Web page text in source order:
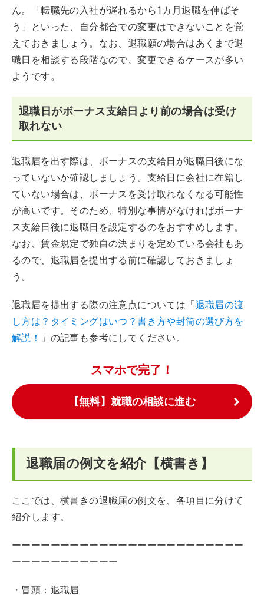
ん。「転職先の入社が遅れるから1カ月退職を伸ばそ
う」といった、自分都合での変更はできないことを覚
えておきましょう。なお、退職願の場合はあくまで退
職日を相談する段階なので、変更できるケースが多い
ようです。
退職日がボーナス支給日より前の場合は受け
取れない
退職届を出す際は、ボーナスの支給日が退職日後にな
っていないか確認しましょう。支給日に会社に在籍し
ていない場合は、ボーナスを受け取れなくなる可能性
が高いです。そのため、特別な事情がなければボーナ
ス支給日後に退職日を設定するのをおすすめします。
なお、賃金規定で独自の決まりを定めている会社もあ
るので、退職届を提出する前に確認しておきましょ
う。
退職届を提出する際の注意点については「退職届の渡
し方は？タイミングはいつ？書き方や封筒の選び方を
解説！
」の記事も参考にしてください。
スマホで完了！
【無料】就職の相談に進む
退職届の例文を紹介【横書き】
ここでは、横書きの退職届の例文を、各項目に分けて
紹介します。
ーーーーーーーーーーーーーーーーーーーーーーーー
ーーーーーーーーーーー
・冒頭：退職届